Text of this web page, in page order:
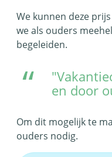
We kunnen deze
we als ouders
begeleiden.
en door
Om dit mogelijk te
ouders nodig.